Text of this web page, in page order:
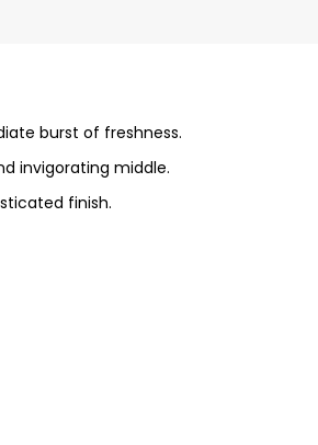
burst of freshness.
invigorating middle.
finish.